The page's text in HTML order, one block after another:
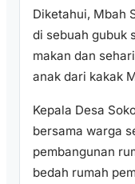
Diketahui, Mbah
di sebuah gubuk
makan dan
anak dari kakak
Kepala Desa
bersama warga
pembangunan
bedah rumah